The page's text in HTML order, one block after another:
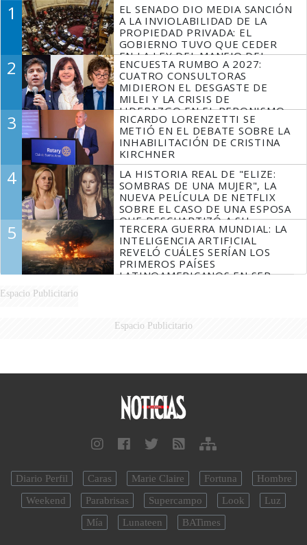
1
EL SENADO DIO MEDIA SANCIÓN
A LA INVIOLABILIDAD DE LA
PROPIEDAD PRIVADA: EL
GOBIERNO TUVO QUE CEDER
EN LA LEY DEL MANEJO DEL
FUEGO
2
ENCUESTA RUMBO A 2027:
CUATRO CONSULTORAS
MIDIERON EL DESGASTE DE
MILEI Y LA CRISIS DE
LIDERAZGO EN EL PERONISMO
3
RICARDO LORENZETTI SE
METIÓ EN EL DEBATE SOBRE LA
INHABILITACIÓN DE CRISTINA
KIRCHNER
4
LA HISTORIA REAL DE "ELIZE:
SOMBRAS DE UNA MUJER", LA
NUEVA PELÍCULA DE NETFLIX
SOBRE EL CASO DE UNA ESPOSA
QUE DESCUARTIZÓ A SU
MARIDO
5
TERCERA GUERRA MUNDIAL: LA
INTELIGENCIA ARTIFICIAL
REVELÓ CUÁLES SERÍAN LOS
PRIMEROS PAÍSES
LATINOAMERICANOS EN SER
Espacio Publicitario
Espacio Publicitario
Diario Perfil Caras Marie Claire Fortuna
Hombre
Weekend
Parabrisas Supercampo Look
Luz
Mía
Lunateen BATimes